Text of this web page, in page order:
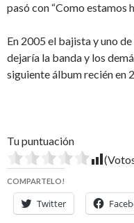
pasó con “Como estamos
En 2005 el bajista y uno
dejaría la banda y los
siguiente álbum recién en
Tu puntuación
COMPARTELO!
Twitter